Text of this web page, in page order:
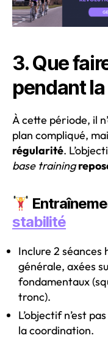
3. Que
pendant
À cette période, il
plan compliqué,
régularité.
base training
stabilité
Inclure 2 séances
générale, axées
fondamentaux
tronc).
L’objectif n’est
la coordination.